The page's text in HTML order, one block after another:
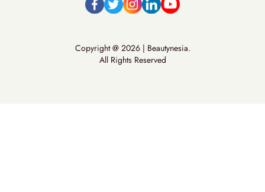
Copyright @ 2026 | Beautynesia.
All Rights Reserved